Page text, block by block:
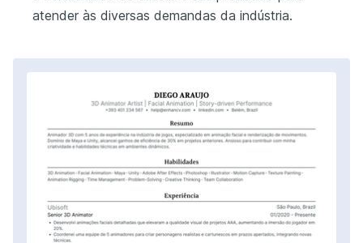
atender às diversas demandas da indústria.